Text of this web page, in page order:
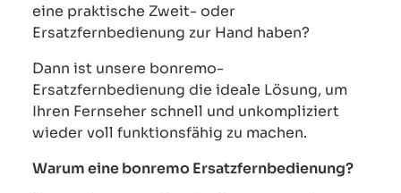
eine praktische Zweit- oder
Ersatzfernbedienung zur Hand haben?
Dann ist unsere bonremo-
Ersatzfernbedienung die ideale Lösung, um
Ihren Fernseher schnell und unkompliziert
wieder voll funktionsfähig zu machen.
Warum eine bonremo Ersatzfernbedienung?